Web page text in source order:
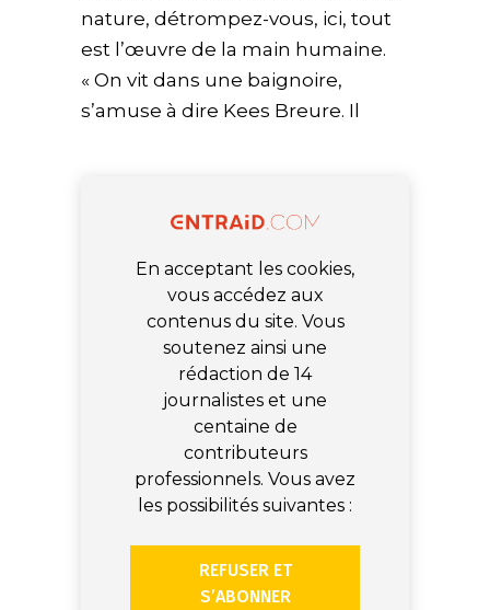
nature, détrompez-vous, ici, tout
est l’œuvre de la main humaine.
« On vit dans une baignoire,
s’amuse à dire Kees Breure. Il
En acceptant les cookies,
vous accédez aux
contenus du site. Vous
soutenez ainsi une
rédaction de 14
journalistes et une
centaine de
contributeurs
professionnels. Vous avez
les possibilités suivantes :
REFUSER ET
S’ABONNER